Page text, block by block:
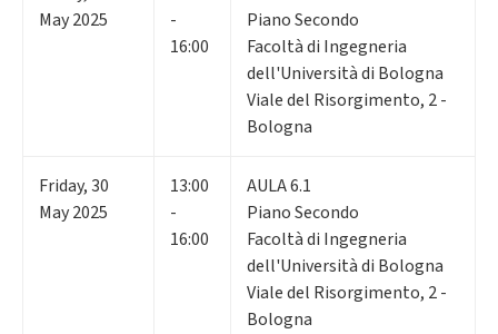
May 2025
-
16:00
Piano Secondo
Facoltà di Ingegneria
dell'Università di Bologna
Viale del Risorgimento, 2 -
Bologna
Friday,30
May 2025
13:00
-
16:00
AULA 6.1
Piano Secondo
Facoltà di Ingegneria
dell'Università di Bologna
Viale del Risorgimento, 2 -
Bologna